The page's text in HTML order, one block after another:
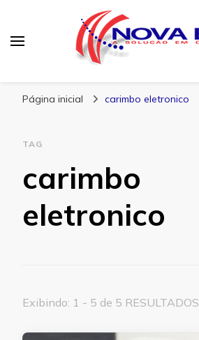
Página inicial carimbo eletronico
TAG
carimbo
eletronico
Exibindo: 1 - 5 de 5 RESULTADOS